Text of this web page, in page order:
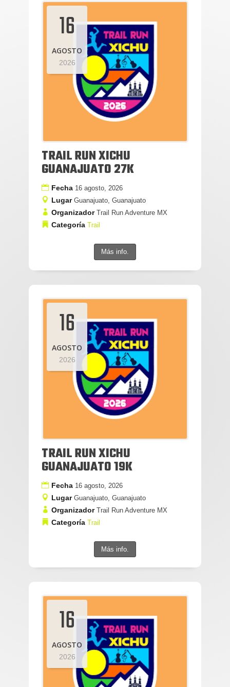
16
AGOSTO
2026
TRAIL RUN XICHU
GUANAJUATO 27K
Fecha 16 agosto, 2026
Lugar Guanajuato, Guanajuato
Organizador Trail Run Adventure MX
Categoría Trail
Más info.
16
AGOSTO
2026
TRAIL RUN XICHU
GUANAJUATO 19K
Fecha 16 agosto, 2026
Lugar Guanajuato, Guanajuato
Organizador Trail Run Adventure MX
Categoría Trail
Más info.
16
AGOSTO
2026